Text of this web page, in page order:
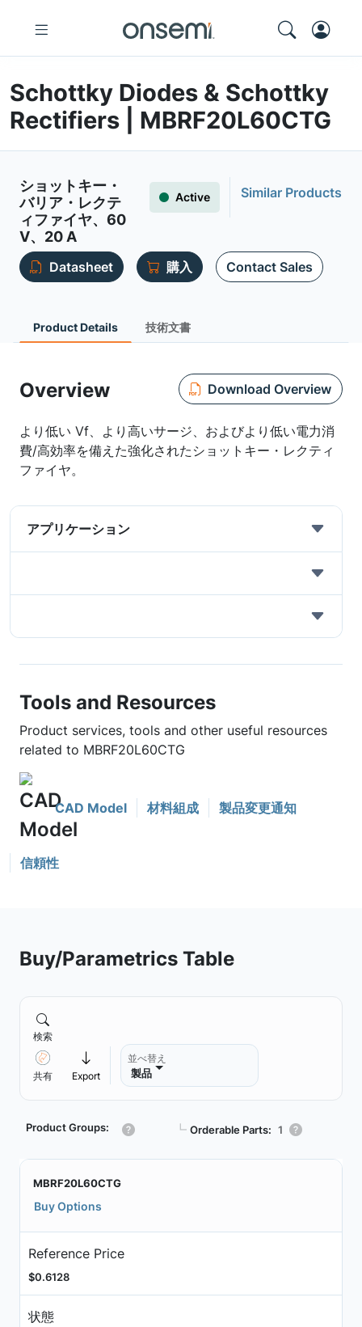
Schottky Diodes & Schottky
Rectifiers | MBRF20L60CTG
ショットキー・
バリア・レクテ
ィファイヤ、60
V、20 A
Active Similar Products
Datasheet 購入 Contact Sales
Product Details 技術文書
Overview Download Overview
より低い Vf、より高いサージ、およびより低い電力消
費/高効率を備えた強化されたショットキー・レクティ
ファイヤ。
アプリケーション
Tools and Resources
Product services, tools and other useful resources
related to MBRF20L60CTG
CAD Model 材料組成 製品変更通知
信頼性
Buy/Parametrics Table
検索
共有 Export
並べ替え
製品
Product Groups: ┗ Orderable Parts: 1
MBRF20L60CTG
Buy Options
Reference Price
$0.6128
状態